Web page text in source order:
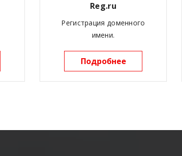
Reg.ru
Регистрация доменного
имени.
Подробнее